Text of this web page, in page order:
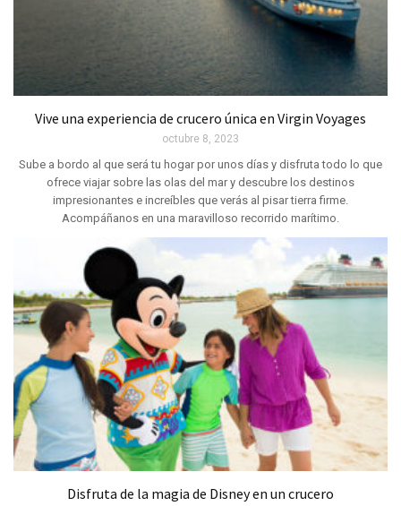
Vive una experiencia de crucero única en Virgin Voyages
octubre 8, 2023
Sube a bordo al que será tu hogar por unos días y disfruta todo lo que
ofrece viajar sobre las olas del mar y descubre los destinos
impresionantes e increíbles que verás al pisar tierra firme.
Acompáñanos en una maravilloso recorrido marítimo.
Disfruta de la magia de Disney en un crucero